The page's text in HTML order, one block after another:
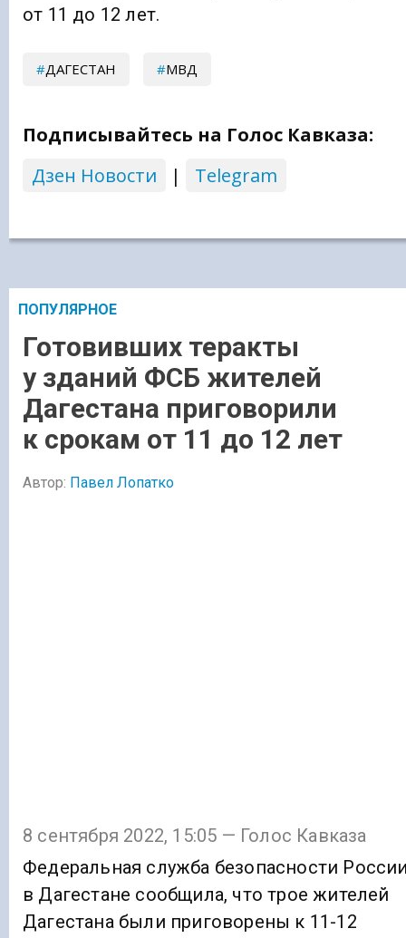
от 11 до 12 лет.
ДАГЕСТАН МВД
Подписывайтесь на Голос Кавказа:
Дзен Новости
| Telegram
ПОПУЛЯРНОЕ
Готовивших теракты
у зданий ФСБ жителей
Дагестана приговорили
к срокам от 11 до 12 лет
Автор: Павел Лопатко
8 сентября 2022, 15:05 — Голос Кавказа
Федеральная служба безопасности
в Дагестане сообщила, что трое жителей
Дагестана были приговорены к 11-12